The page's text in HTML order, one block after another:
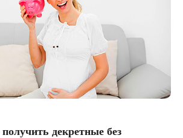
декретные без